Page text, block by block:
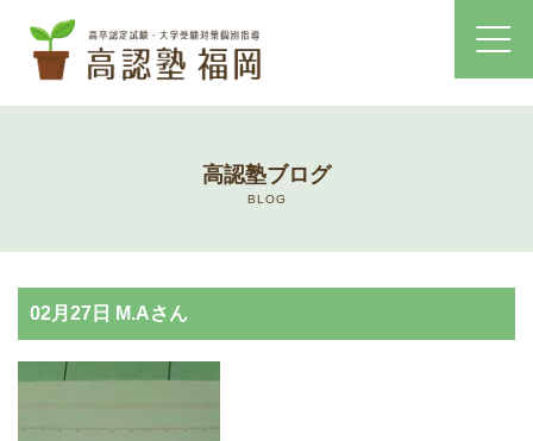
高認塾のご案内
高認塾ブログ
BLOG
02月27日 M.Aさん